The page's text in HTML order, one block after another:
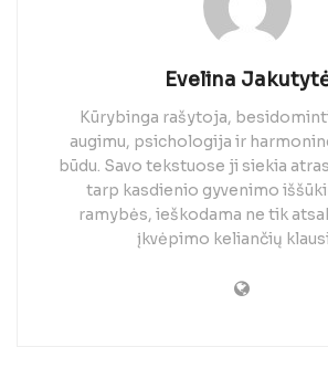
Evelina
Kūrybinga rašytoja,
augimu, psichologija ir
būdu. Savo tekstuose ji siekia
tarp kasdienio gyvenimo
ramybės, ieškodama ne tik
įkvėpimo keliančių